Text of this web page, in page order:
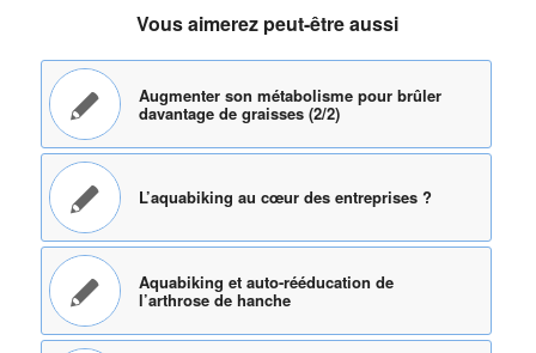
Vous aimerez peut-être aussi
Augmenter son métabolisme pour brûler
davantage de graisses (2/2)
L’aquabiking au cœur des entreprises ?
Aquabiking et auto-rééducation de
l’arthrose de hanche